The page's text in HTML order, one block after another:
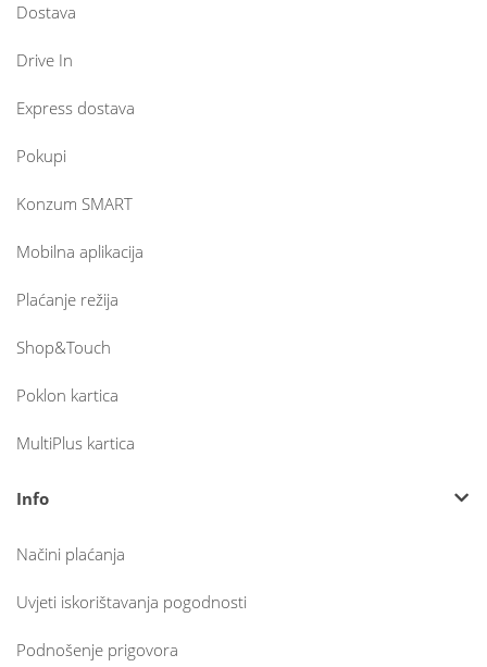
Dostava
Drive In
Express dostava
Pokupi
Konzum SMART
Mobilna aplikacija
Plaćanje režija
Shop&Touch
Poklon kartica
MultiPlus kartica
Info
Načini plaćanja
Uvjeti iskorištavanja pogodnosti
Podnošenje prigovora